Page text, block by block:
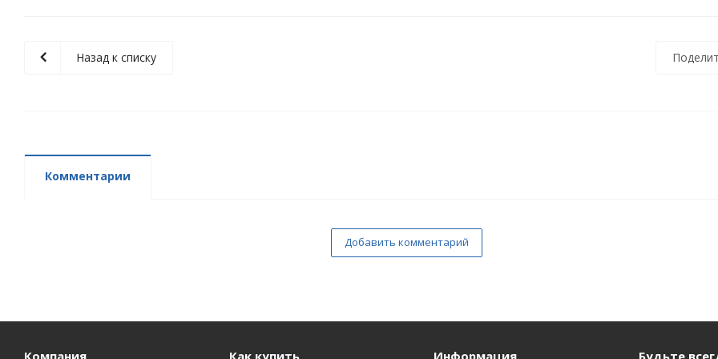
Назад к списку
Комментарии
Добавить комментарий
Компания Как купить Информация Будьте